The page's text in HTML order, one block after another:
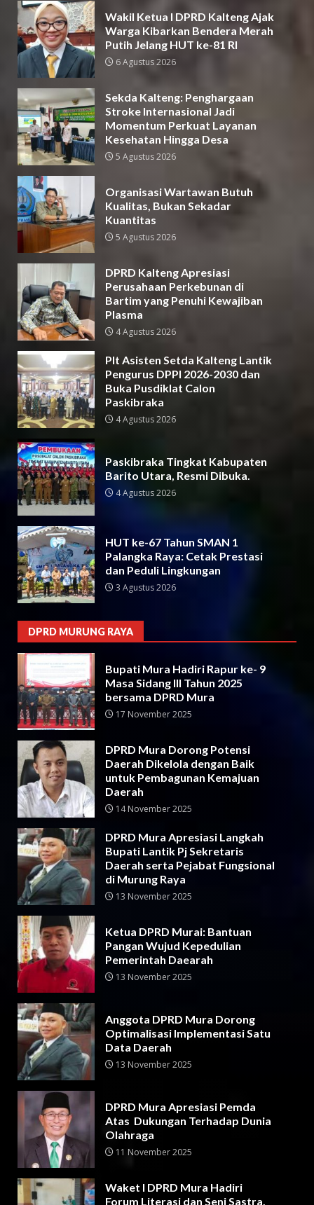
Wakil Ketua I DPRD Kalteng Ajak
Warga Kibarkan Bendera Merah
Putih Jelang HUT ke-81 RI
6 Agustus 2026
Sekda Kalteng: Penghargaan
Stroke Internasional Jadi
Momentum Perkuat Layanan
Kesehatan Hingga Desa
5 Agustus 2026
Organisasi Wartawan Butuh
Kualitas, Bukan Sekadar
Kuantitas
5 Agustus 2026
DPRD Kalteng Apresiasi
Perusahaan Perkebunan di
Bartim yang Penuhi Kewajiban
Plasma
4 Agustus 2026
Plt Asisten Setda Kalteng Lantik
Pengurus DPPI 2026-2030 dan
Buka Pusdiklat Calon
Paskibraka
4 Agustus 2026
Paskibraka Tingkat Kabupaten
Barito Utara, Resmi Dibuka.
4 Agustus 2026
HUT ke-67 Tahun SMAN 1
Palangka Raya: Cetak Prestasi
dan Peduli Lingkungan
3 Agustus 2026
DPRD MURUNG RAYA
Bupati Mura Hadiri Rapur ke- 9
Masa Sidang III Tahun 2025
bersama DPRD Mura
17 November 2025
DPRD Mura Dorong Potensi
Daerah Dikelola dengan Baik
untuk Pembagunan Kemajuan
Daerah
14 November 2025
DPRD Mura Apresiasi Langkah
Bupati Lantik Pj Sekretaris
Daerah serta Pejabat Fungsional
di Murung Raya
13 November 2025
Ketua DPRD Murai: Bantuan
Pangan Wujud Kepedulian
Pemerintah Daearah
13 November 2025
Anggota DPRD Mura Dorong
Optimalisasi Implementasi Satu
Data Daerah
13 November 2025
DPRD Mura Apresiasi Pemda
Atas Dukungan Terhadap Dunia
Olahraga
11 November 2025
Waket I DPRD Mura Hadiri
Forum Literasi dan Seni Sastra,